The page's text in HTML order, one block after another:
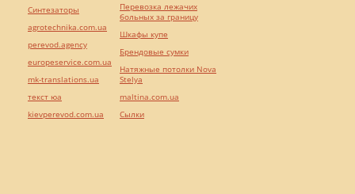
Синтезаторы
agrotechnika.com.ua
perevod.agency
europeservice.com.ua
mk-translations.ua
текст юа
kievperevod.com.ua
Перевозка лежачих
больных за границу
Шкафы купе
Брендовые сумки
Натяжные потолки Nova
Stelya
maltina.com.ua
Cылки